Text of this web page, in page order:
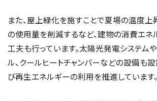
また、屋上緑化を施すことで夏場の温度上
の使用量を削減するなど、建物の消費エネ
工夫も行っています。太陽光発電システム
ル、クールヒートチャンバーなどの設備も
び再生エネルギーの利用を推進しています。